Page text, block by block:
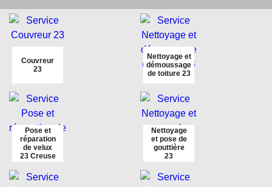
Couvreur
23
Nettoyage et
démoussage
de toiture 23
Pose et
réparation
de velux
23 Creuse
Nettoyage
et pose de
gouttière
23